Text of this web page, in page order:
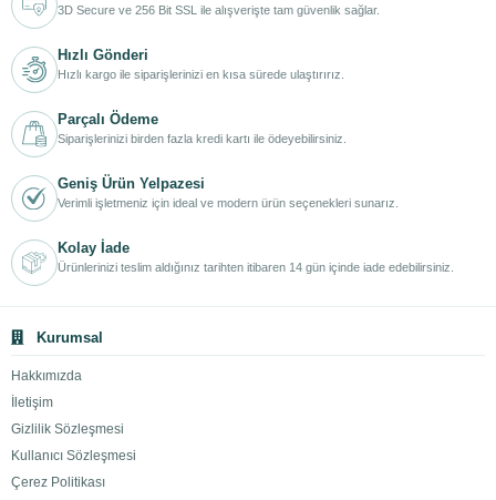
3D Secure ve 256 Bit SSL ile alışverişte tam güvenlik sağlar.
Hızlı Gönderi
Hızlı kargo ile siparişlerinizi en kısa sürede ulaştırırız.
Parçalı Ödeme
Siparişlerinizi birden fazla kredi kartı ile ödeyebilirsiniz.
Geniş Ürün Yelpazesi
Verimli işletmeniz için ideal ve modern ürün seçenekleri sunarız.
Kolay İade
Ürünlerinizi teslim aldığınız tarihten itibaren 14 gün içinde iade edebilirsiniz.
Kurumsal
Hakkımızda
İletişim
Gizlilik Sözleşmesi
Kullanıcı Sözleşmesi
Çerez Politikası